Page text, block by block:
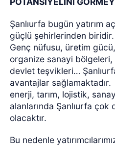
Şanlıurfa bugün yatırım
güçlü şehirlerinden biridir.
Genç nüfusu, üretim
organize sanayi
devlet teşvikleri…
avantajlar
enerji, tarım, lojistik,
alanlarında Şanlıurfa
olacaktır.
Bu nedenle